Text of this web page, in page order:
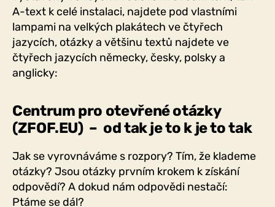
A-text k celé instalaci, najdete pod vlastními
lampami na velkých plakátech ve čtyřech
jazycích, otázky a většinu textů najdete ve
čtyřech jazycích německy, česky, polsky a
anglicky:
Centrum pro otevřené otázky
(ZFOF.EU) – od tak je to k je to tak
Jak se vyrovnáváme s rozpory? Tím, že klademe
otázky? Jsou otázky prvním krokem k získání
odpovědí? A dokud nám odpovědi nestačí:
Ptáme se dál?